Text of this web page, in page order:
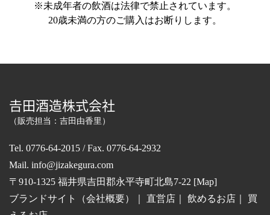
※未成年者の飲酒は法律で禁止されています。
20歳未満の方のご購入はお断りします。
𠮷田酒造株式会社
（販売担当：吉田由香里）
Tel. 0776-64-2015 / Fax. 0776-64-2932
Mail. info@jizakegura.com
〒910-1325 福井県吉田郡永平寺町北島7-22 [Map]
ブランドサイト（会社概要）
直営店 飲めるお店
買